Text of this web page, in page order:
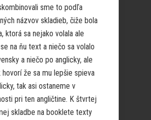
sme to podľa
názvov skladieb, čiže bola
ktorá sa nejako volala ale
na ňu text a niečo sa volalo
a niečo po anglicky, ale
hovorí že sa mu lepšie spieva
tak asi ostaneme v
pri ten angličtine. K štvrtej
skladbe na booklete texty